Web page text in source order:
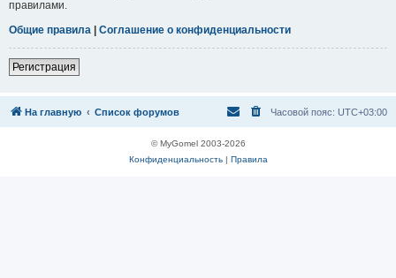
правилами.
Общие правила | Соглашение о конфиденциальности
Регистрация
На главную Список форумов Часовой пояс: UTC+03:00
© MyGomel 2003-2026
Конфиденциальность| Правила